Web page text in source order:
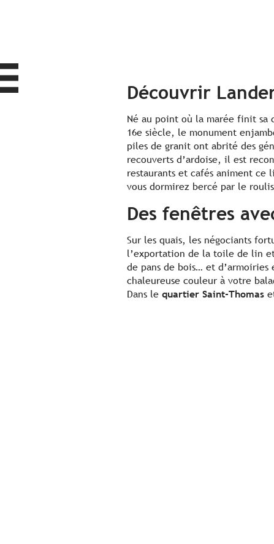
Découvrir
Né au point où la marée finit sa
16e siècle, le monument
piles de granit ont abrité des
recouverts d’ardoise, il est
restaurants et cafés animent ce
vous dormirez bercé par le
Des fenêtres
Sur les quais, les négociants
l’exportation de la toile de lin et
de pans de bois… et
chaleureuse couleur à votre
Dans le quartier Saint-Thomas